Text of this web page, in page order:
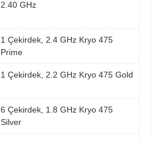
2.40 GHz
1 Çekirdek, 2.4 GHz Kryo 475
Prime
1 Çekirdek, 2.2 GHz Kryo 475 Gold
6 Çekirdek, 1.8 GHz Kryo 475
Silver